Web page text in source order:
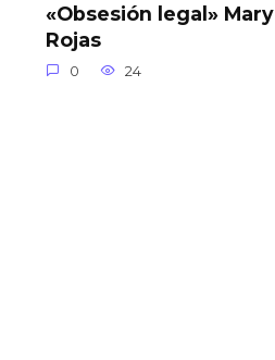
«Obsesión legal» Mary
Rojas
0 24